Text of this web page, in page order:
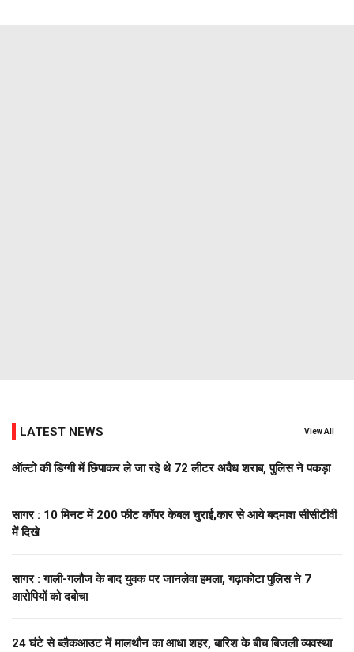
LATEST NEWS View All
ऑल्टो की डिग्गी में छिपाकर ले जा रहे थे 72 लीटर अवैध शराब, पुलिस ने पकड़ा
सागर : 10 मिनट में 200 फीट कॉपर केबल चुराई,कार से आये बदमाश सीसीटीवी
में दिखे
सागर : गाली-गलौज के बाद युवक पर जानलेवा हमला, गढ़ाकोटा पुलिस ने 7
आरोपियों को दबोचा
24 घंटे से ब्लैकआउट में मालथौन का आधा शहर, बारिश के बीच बिजली व्यवस्था